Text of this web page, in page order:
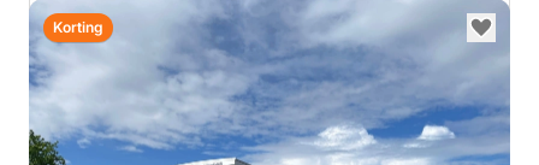
Korting